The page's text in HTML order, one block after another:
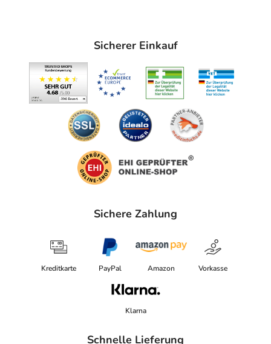
Sicherer Einkauf
Sichere Zahlung
Kreditkarte PayPal Amazon Vorkasse
Klarna
Schnelle Lieferung